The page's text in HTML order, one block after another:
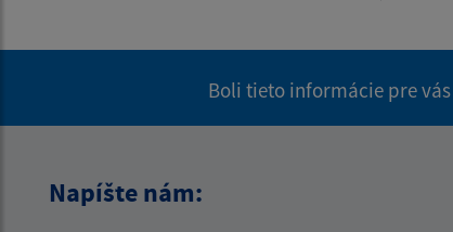
Boli tieto informácie pre
Napíšte nám: